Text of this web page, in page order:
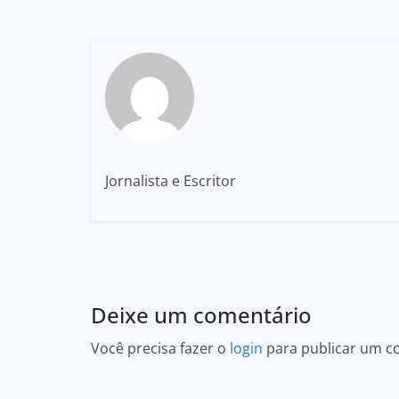
Jornalista e Escritor
Deixe um comentário
Você precisa fazer o login para publicar um